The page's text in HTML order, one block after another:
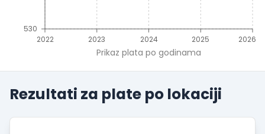
2022 2023 2024 2025 2026
Prikaz plata po godinama
530
Rezultati za plate po lokaciji